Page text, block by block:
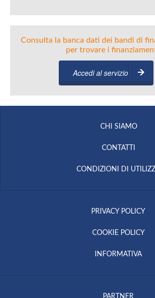
Consulta la banca dati dei bandi di
per trovare i
Accedi al servizio
CHI SIAMO
CONTATTI
CONDIZIONI DI
PRIVACY POLICY
COOKIE POLICY
INFORMATIVA
PARTNER